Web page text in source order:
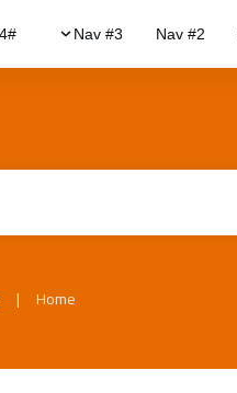
Nav #2
Nav #3
#Nav4
Home
|